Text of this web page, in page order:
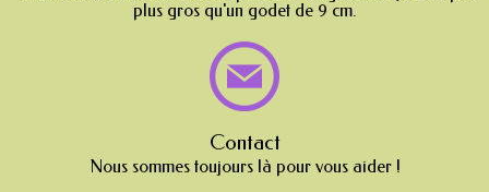
plus gros qu'un godet de 9 cm.
Contact
Nous sommes toujours là pour vous aider !